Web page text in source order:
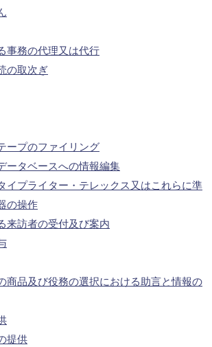
事務の代理又は代行
の取次ぎ
ープのファイリング
ータベースへの情報編集
イプライター・テレックス又はこれらに準
の操作
来訪者の受付及び案内
商品及び役務の選択における助言と情報の
提供